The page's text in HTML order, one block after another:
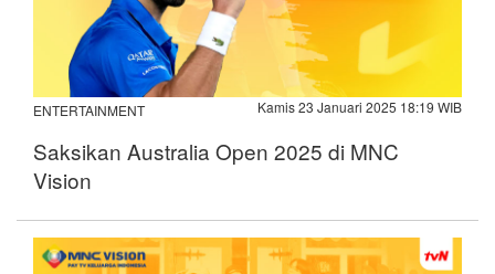
ENTERTAINMENT Kamis 23 Januari 2025 18:19 WIB
Saksikan Australia Open 2025 di MNC
Vision